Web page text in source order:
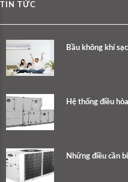
TIN TỨC
Bầu không khí
Hệ thống điều
Những điều cần